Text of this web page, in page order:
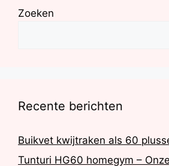
Zoeken
Recente berichten
Buikvet kwijtraken als 60
Tunturi HG60 homegym –